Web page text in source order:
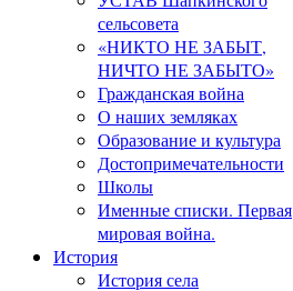
сельсовета
«НИКТО НЕ ЗАБЫТ,
НИЧТО НЕ ЗАБЫТО»
Гражданская война
О наших земляках
Образование и культура
Достопримечательности
Школы
Именные списки. Первая
мировая война.
История
История села